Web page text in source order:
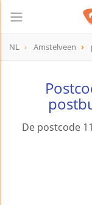
NL Amstelveen
De postcode